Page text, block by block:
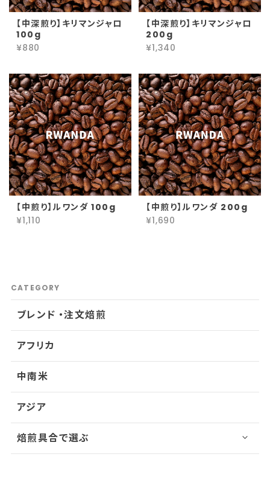
【中深煎り】キリマンジャロ
100g
¥880
【中深煎り】キリマンジャロ
200g
¥1,340
【中煎り】ルワンダ 100g
¥1,110
【中煎り】ルワンダ 200g
¥1,690
CATEGORY
ブレンド ・注文焙煎
アフリカ
中南米
アジア
焙煎具合で選ぶ